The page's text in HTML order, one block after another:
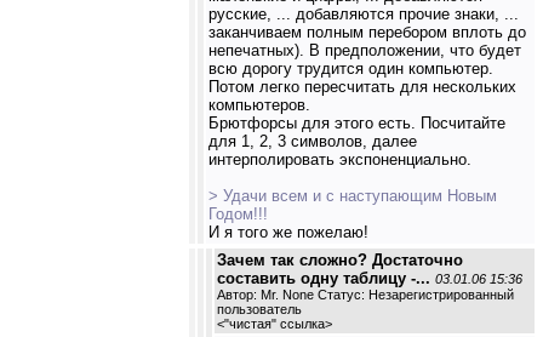
русские, ... добавляются прочие знаки, ...
заканчиваем полным перебором вплоть до
непечатных). В предположении, что будет
всю дорогу трудится один компьютер.
Потом легко пересчитать для нескольких
компьютеров.
Брютфорсы для этого есть. Посчитайте
для 1, 2, 3 символов, далее
интерполировать экспоненциально.
> Удачи всем и с наступающим Новым
Годом!!!
И я того же пожелаю!
Зачем так сложно? Достаточно
составить одну таблицу -... 03.01.06 15:36
Автор: Mr. None Статус: Незарегистрированный
пользователь
<"чистая" ссылка>